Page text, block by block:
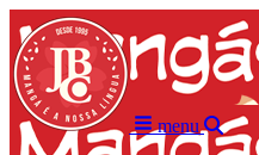
menu